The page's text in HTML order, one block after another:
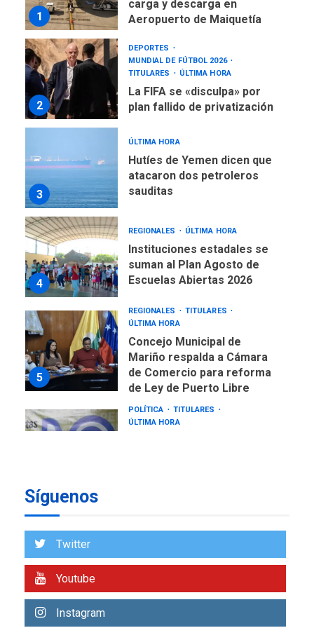
1
carga y descarga en
Aeropuerto de Maiquetía
2
DEPORTES
MUNDIAL DE FÚTBOL 2026
TITULARES
ÚLTIMA HORA
La FIFA se «disculpa» por
plan fallido de privatización
3
ÚLTIMA HORA
Hutíes de Yemen dicen que
atacaron dos petroleros
sauditas
4
REGIONALES ÚLTIMA HORA
Instituciones estadales se
suman al Plan Agosto de
Escuelas Abiertas 2026
5
REGIONALES
TITULARES
ÚLTIMA HORA
Concejo Municipal de
Mariño respalda a Cámara
de Comercio para reforma
de Ley de Puerto Libre
POLÍTICA
TITULARES
ÚLTIMA HORA
7
regional nos respaldaron
asegura Gustavo Duque
NACIONALES
TITULARES
Síguenos
Twitter
Youtube
Instagram